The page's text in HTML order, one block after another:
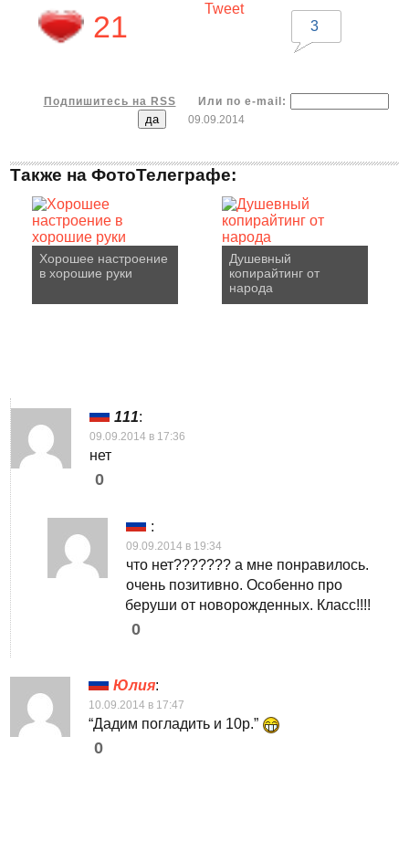
21
Tweet
3
Подпишитесь на RSS
Или по e-mail:
09.09.2014
Также на ФотоТелеграфе:
Хорошее настроение
в хорошие руки
Душевный
копирайтинг от
народа
111:
09.09.2014 в 17:36
нет
0
:
09.09.2014 в 19:34
что нет??????? а мне понравилось.
очень позитивно. Особенно про
беруши от новорожденных. Класс!!!!
0
Юлия:
10.09.2014 в 17:47
“Дадим погладить и 10р.”
0